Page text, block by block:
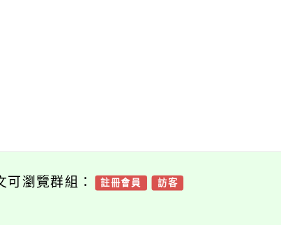
可瀏覽群組： 註冊會員 訪客